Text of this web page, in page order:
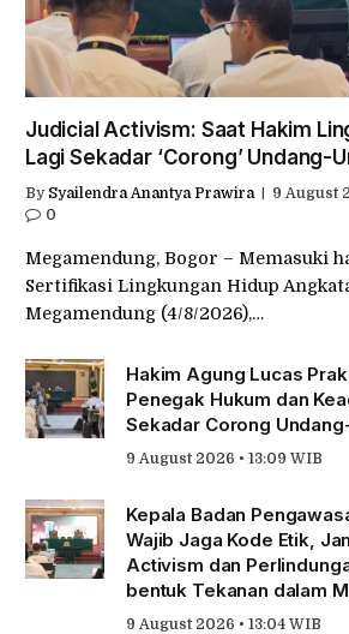
Judicial Activism: Saat Hakim
Lagi Sekadar ‘Corong’ Undang-
By Syailendra Anantya Prawira
9 August
0
Megamendung, Bogor – Memasuki
Sertifikasi Lingkungan Hidup
Megamendung (4/8/2026),…
Hakim Agung Lucas
Penegak Hukum dan
Sekadar Corong
9 August 2026 • 13:09 WIB
Kepala Badan
Wajib Jaga Kode Etik,
Activism dan
bentuk Tekanan dalam
9 August 2026 • 13:04 WIB